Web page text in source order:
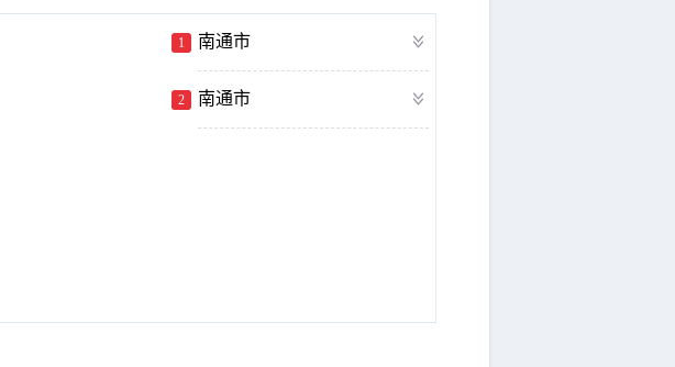
1 南通市
2 南通市